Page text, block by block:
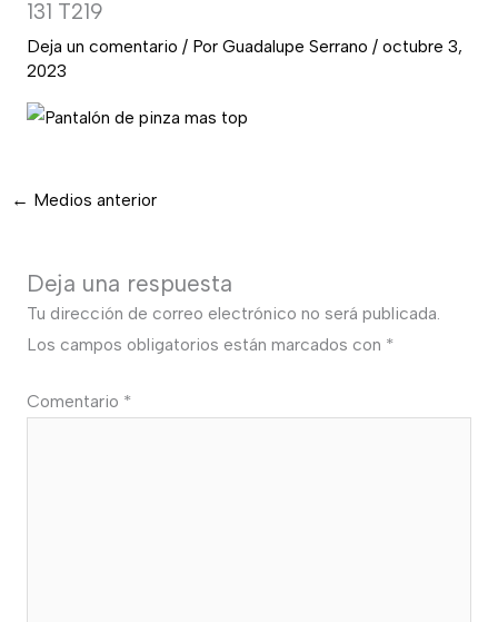
131 T219
Deja un comentario / Por Guadalupe Serrano / octubre 3,
2023
← Medios anterior
Deja una respuesta
Tu dirección de correo electrónico no será publicada.
Los campos obligatorios están marcados con *
Comentario *